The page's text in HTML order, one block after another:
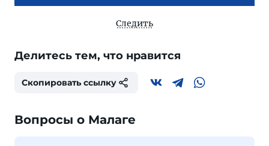
Следить
Делитесь тем, что нравится
Скопировать ссылку
Вопросы о Малаге